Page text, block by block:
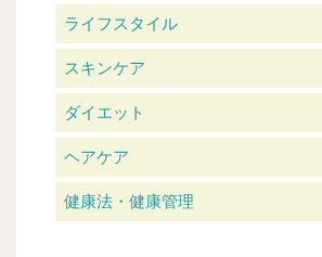
ライフスタイル
スキンケア
ダイエット
ヘアケア
健康法・健康管理